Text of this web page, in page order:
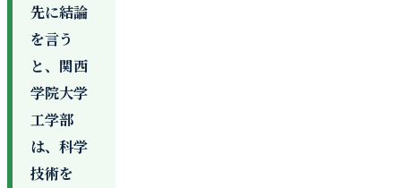
先に結論
を言う
と、関西
学院大学
工学部
は、科学
技術を